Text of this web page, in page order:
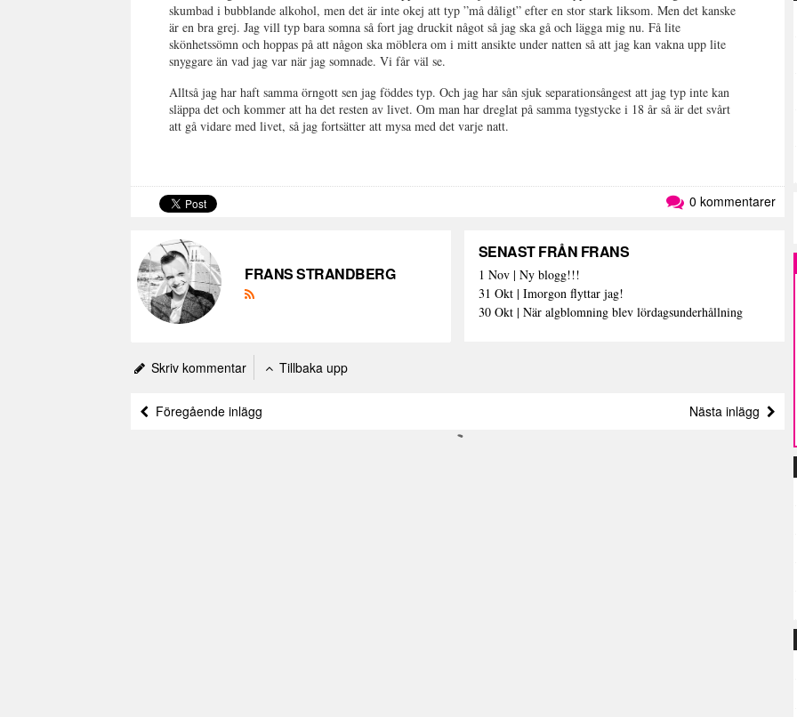
skumbad i bubblande alkohol, men det är inte okej att typ ”må dåligt” efter en stor stark liksom. Men det kanske
är en bra grej. Jag vill typ bara somna så fort jag druckit något så jag ska gå och lägga mig nu. Få lite
skönhetssömn och hoppas på att någon ska möblera om i mitt ansikte under natten så att jag kan vakna upp lite
snyggare än vad jag var när jag somnade. Vi får väl se.
Alltså jag har haft samma örngott sen jag föddes typ. Och jag har sån sjuk separationsångest att jag typ inte kan
släppa det och kommer att ha det resten av livet. Om man har dreglat på samma tygstycke i 18 år så är det svårt
att gå vidare med livet, så jag fortsätter att mysa med det varje natt.
0 kommentarer
FRANS STRANDBERG
SENAST FRÅN FRANS
1 Nov | Ny blogg!!!
31 Okt | Imorgon flyttar jag!
30 Okt | När algblomning blev lördagsunderhållning
Skriv kommentar Tillbaka upp
Föregående inlägg Nästa inlägg